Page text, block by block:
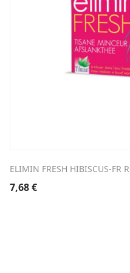
ELIMIN FRESH HIBISCUS-FR
7,68€